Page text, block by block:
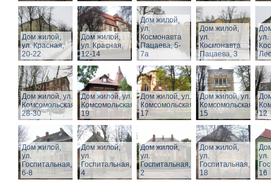
Дом жилой,
ул. Красная,
20-22
Дом жилой,
ул. Красная,
12-14
Дом жилой,
ул.
Космонавта
Пацаева, 5-
7а
Дом жилой,
ул.
Космонавта
Пацаева, 3
ул.
Дом жилой, ул.
Комсомольская,
28-30
Дом жилой, ул.
Комсомольская,
19
Дом жилой, ул.
Комсомольская,
17
Дом жилой, ул.
Комсомольская,
15
12
Дом жилой,
ул.
Госпитальная,
6-8
Дом жилой,
ул.
Госпитальная,
4
Дом жилой,
ул.
Госпитальная,
2
Дом жилой,
ул.
Госпитальная,
18
ул.
16